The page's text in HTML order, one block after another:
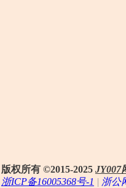
版权所有 ©2015-2025 JY007
浙ICP备16005368号-1 | 浙公